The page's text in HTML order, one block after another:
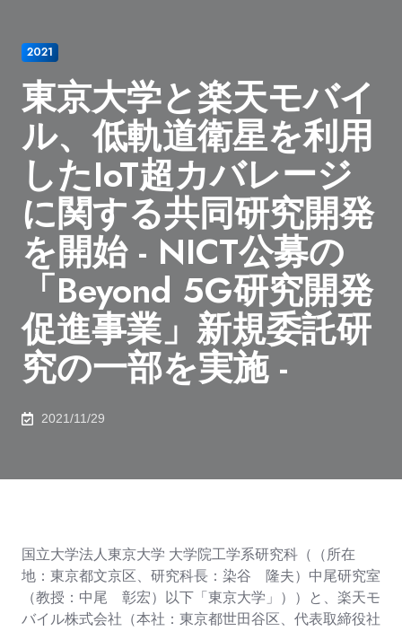
2021
東京大学と楽天モバイ
ル、低軌道衛星を利用
したIoT超カバレージ
に関する共同研究開発
を開始 - NICT公募の
「Beyond 5G研究開発
促進事業」新規委託研
究の一部を実施 -
2021/11/29
国立大学法人東京大学 大学院工学系研究科（（所在
地：東京都文京区、研究科長：染谷 隆夫）中尾研究室
（教授：中尾 彰宏）以下「東京大学」））と、楽天モ
バイル株式会社（本社：東京都世田谷区、代表取締役社